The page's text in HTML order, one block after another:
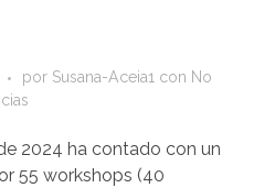
por Susana-Aceia1 con No
2024 ha contado con un
55 workshops (40